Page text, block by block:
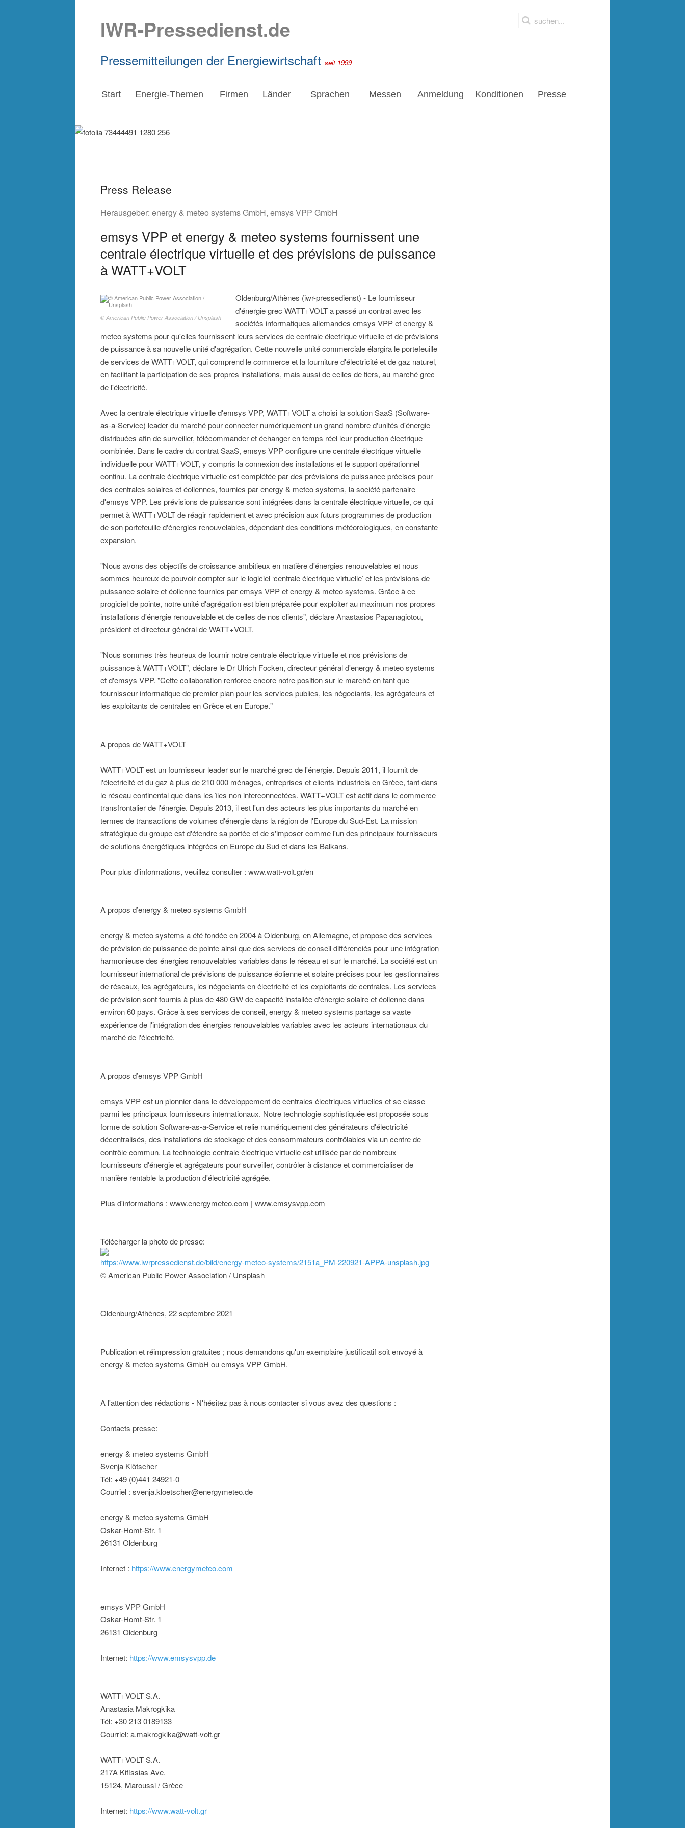
IWR-Pressedienst.de
Pressemitteilungen der Energiewirtschaft seit 1999
Start Energie-Themen Firmen Länder Sprachen Messen Anmeldung Konditionen Presse
Press Release
Herausgeber: energy & meteo systems GmbH, emsys VPP GmbH
emsys VPP et energy & meteo systems fournissent une
centrale électrique virtuelle et des prévisions de puissance
à WATT+VOLT
© American Public Power Association / Unsplash
Oldenburg/Athènes (iwr-pressedienst) - Le fournisseur
d'énergie grec WATT+VOLT a passé un contrat avec les
sociétés informatiques allemandes emsys VPP et energy &
meteo systems pour qu'elles fournissent leurs services de centrale électrique virtuelle et de prévisions
de puissance à sa nouvelle unité d'agrégation. Cette nouvelle unité commerciale élargira le portefeuille
de services de WATT+VOLT, qui comprend le commerce et la fourniture d'électricité et de gaz naturel,
en facilitant la participation de ses propres installations, mais aussi de celles de tiers, au marché grec
de l'électricité.
Avec la centrale électrique virtuelle d'emsys VPP, WATT+VOLT a choisi la solution SaaS (Software-
as-a-Service) leader du marché pour connecter numériquement un grand nombre d'unités d'énergie
distribuées afin de surveiller, télécommander et échanger en temps réel leur production électrique
combinée. Dans le cadre du contrat SaaS, emsys VPP configure une centrale électrique virtuelle
individuelle pour WATT+VOLT, y compris la connexion des installations et le support opérationnel
continu. La centrale électrique virtuelle est complétée par des prévisions de puissance précises pour
des centrales solaires et éoliennes, fournies par energy & meteo systems, la société partenaire
d'emsys VPP. Les prévisions de puissance sont intégrées dans la centrale électrique virtuelle, ce qui
permet à WATT+VOLT de réagir rapidement et avec précision aux futurs programmes de production
de son portefeuille d'énergies renouvelables, dépendant des conditions météorologiques, en constante
expansion.
"Nous avons des objectifs de croissance ambitieux en matière d'énergies renouvelables et nous
sommes heureux de pouvoir compter sur le logiciel ‘centrale électrique virtuelle’ et les prévisions de
puissance solaire et éolienne fournies par emsys VPP et energy & meteo systems. Grâce à ce
progiciel de pointe, notre unité d'agrégation est bien préparée pour exploiter au maximum nos propres
installations d'énergie renouvelable et de celles de nos clients", déclare Anastasios Papanagiotou,
président et directeur général de WATT+VOLT.
"Nous sommes très heureux de fournir notre centrale électrique virtuelle et nos prévisions de
puissance à WATT+VOLT", déclare le Dr Ulrich Focken, directeur général d'energy & meteo systems
et d'emsys VPP. "Cette collaboration renforce encore notre position sur le marché en tant que
fournisseur informatique de premier plan pour les services publics, les négociants, les agrégateurs et
les exploitants de centrales en Grèce et en Europe."
A propos de WATT+VOLT
WATT+VOLT est un fournisseur leader sur le marché grec de l'énergie. Depuis 2011, il fournit de
l'électricité et du gaz à plus de 210 000 ménages, entreprises et clients industriels en Grèce, tant dans
le réseau continental que dans les îles non interconnectées. WATT+VOLT est actif dans le commerce
transfrontalier de l'énergie. Depuis 2013, il est l'un des acteurs les plus importants du marché en
termes de transactions de volumes d'énergie dans la région de l'Europe du Sud-Est. La mission
stratégique du groupe est d'étendre sa portée et de s'imposer comme l'un des principaux fournisseurs
de solutions énergétiques intégrées en Europe du Sud et dans les Balkans.
Pour plus d'informations, veuillez consulter : www.watt-volt.gr/en
A propos d’energy & meteo systems GmbH
energy & meteo systems a été fondée en 2004 à Oldenburg, en Allemagne, et propose des services
de prévision de puissance de pointe ainsi que des services de conseil différenciés pour une intégration
harmonieuse des énergies renouvelables variables dans le réseau et sur le marché. La société est un
fournisseur international de prévisions de puissance éolienne et solaire précises pour les gestionnaires
de réseaux, les agrégateurs, les négociants en électricité et les exploitants de centrales. Les services
de prévision sont fournis à plus de 480 GW de capacité installée d'énergie solaire et éolienne dans
environ 60 pays. Grâce à ses services de conseil, energy & meteo systems partage sa vaste
expérience de l'intégration des énergies renouvelables variables avec les acteurs internationaux du
marché de l'électricité.
A propos d’emsys VPP GmbH
emsys VPP est un pionnier dans le développement de centrales électriques virtuelles et se classe
parmi les principaux fournisseurs internationaux. Notre technologie sophistiquée est proposée sous
forme de solution Software-as-a-Service et relie numériquement des générateurs d'électricité
décentralisés, des installations de stockage et des consommateurs contrôlables via un centre de
contrôle commun. La technologie centrale électrique virtuelle est utilisée par de nombreux
fournisseurs d'énergie et agrégateurs pour surveiller, contrôler à distance et commercialiser de
manière rentable la production d'électricité agrégée.
Plus d'informations : www.energymeteo.com | www.emsysvpp.com
Télécharger la photo de presse:
https://www.iwrpressedienst.de/bild/energy-meteo-systems/2151a_PM-220921-APPA-unsplash.jpg
© American Public Power Association / Unsplash
Oldenburg/Athènes, 22 septembre 2021
Publication et réimpression gratuites ; nous demandons qu'un exemplaire justificatif soit envoyé à
energy & meteo systems GmbH ou emsys VPP GmbH.
A l'attention des rédactions - N'hésitez pas à nous contacter si vous avez des questions :
Contacts presse:
energy & meteo systems GmbH
Svenja Klötscher
Tél: +49 (0)441 24921-0
Courriel : svenja.kloetscher@energymeteo.de
energy & meteo systems GmbH
Oskar-Homt-Str. 1
26131 Oldenburg
Internet : https://www.energymeteo.com
emsys VPP GmbH
Oskar-Homt-Str. 1
26131 Oldenburg
Internet: https://www.emsysvpp.de
WATT+VOLT S.A.
Anastasia Makrogkika
Tél: +30 213 0189133
Courriel: a.makrogkika@watt-volt.gr
WATT+VOLT S.A.
217A Kifissias Ave.
15124, Maroussi / Grèce
Internet: https://www.watt-volt.gr